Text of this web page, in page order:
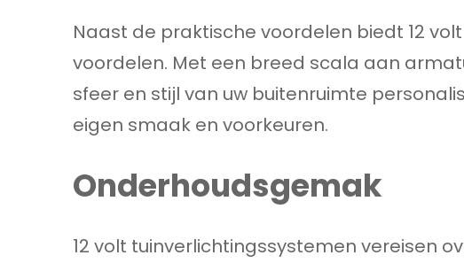
Naast de praktische voordelen biedt 12
voordelen. Met een breed scala aan
sfeer en stijl van uw buitenruimte
eigen smaak en voorkeuren.
Onderhoudsgemak
12 volt tuinverlichtingssystemen vereisen